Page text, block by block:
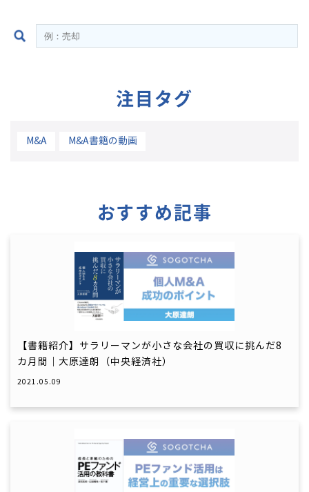
注目タグ
M&A M&A書籍の動画
おすすめ記事
【書籍紹介】サラリーマンが小さな会社の買収に挑んだ8
カ月間｜大原達朗（中央経済社）
2021.05.09